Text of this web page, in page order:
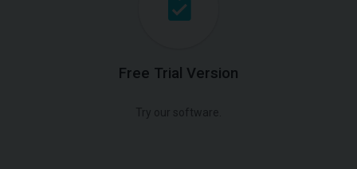
Free Trial Version
Try our software.